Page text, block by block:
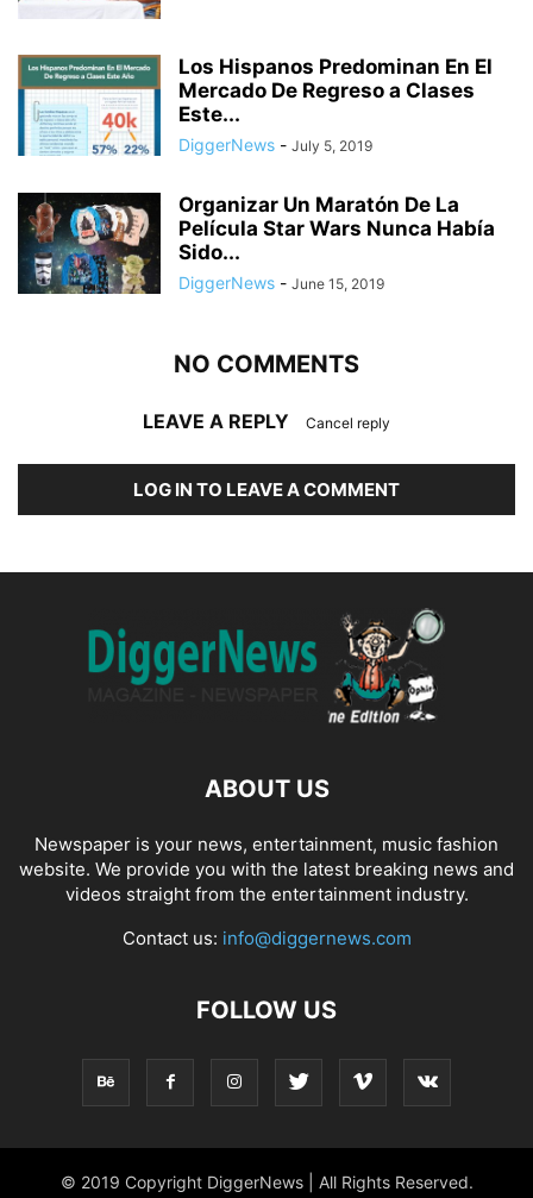
Los Hispanos Predominan En El
Mercado De Regreso a Clases
Este...
DiggerNews - July 5, 2019
Organizar Un Maratón De La
Película Star Wars Nunca Había
Sido...
DiggerNews - June 15, 2019
NO COMMENTS
LEAVE A REPLY Cancel reply
LOG IN TO LEAVE A COMMENT
ABOUT US
Newspaper is your news, entertainment, music fashion
website. We provide you with the latest breaking news and
videos straight from the entertainment industry.
Contact us: info@diggernews.com
FOLLOW US
© 2019 Copyright DiggerNews | All Rights Reserved.